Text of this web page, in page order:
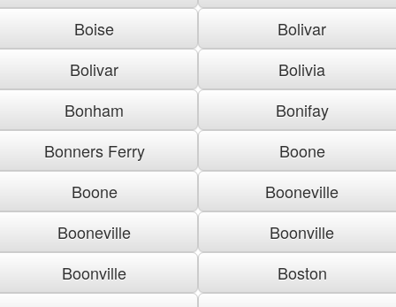
Boise
Bolivar
Bolivar
Bolivia
Bonham
Bonifay
Bonners Ferry
Boone
Boone
Booneville
Booneville
Boonville
Boonville
Boston